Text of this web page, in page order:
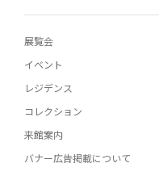
展覧会
イベント
レジデンス
コレクション
来館案内
バナー広告掲載について